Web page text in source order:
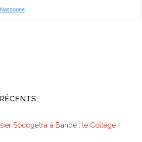
Socogetra à Bande : le Collège